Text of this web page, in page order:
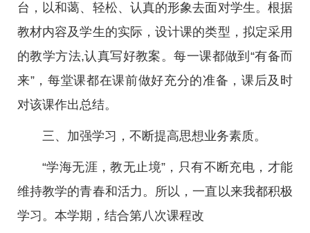
台，以和蔼、轻松、认真的形象去面对学生。根据
教材内容及学生的实际，设计课的类型，拟定采用
的教学方法,认真写好教案。每一课都做到“有备而
来”，每堂课都在课前做好充分的准备，课后及时
对该课作出总结。
三、加强学习，不断提高思想业务素质。
“学海无涯，教无止境”，只有不断充电，才能
维持教学的青春和活力。所以，一直以来我都积极
学习。本学期，结合第八次课程改